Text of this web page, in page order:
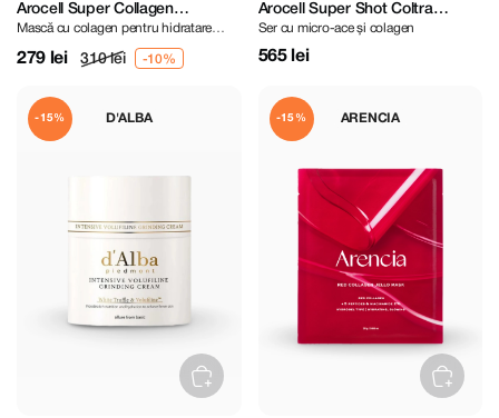
Arocell Super Collagen
Wrapping Mask 80 ml
Mască cu colagen pentru hidratare
279 lei 310 lei
Arocell Super Shot Coltra
Ampoule 3X 30 ml
Ser cu micro-ace și colagen
565 lei
D'ALBA
-15% ARENCIA
-15%